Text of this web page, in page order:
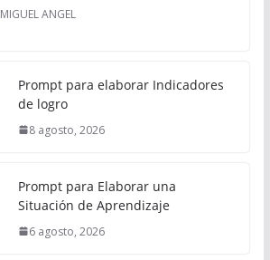
MIGUEL ANGEL
Prompt para elaborar Indicadores
de logro
8 agosto, 2026
Prompt para Elaborar una
Situación de Aprendizaje
6 agosto, 2026